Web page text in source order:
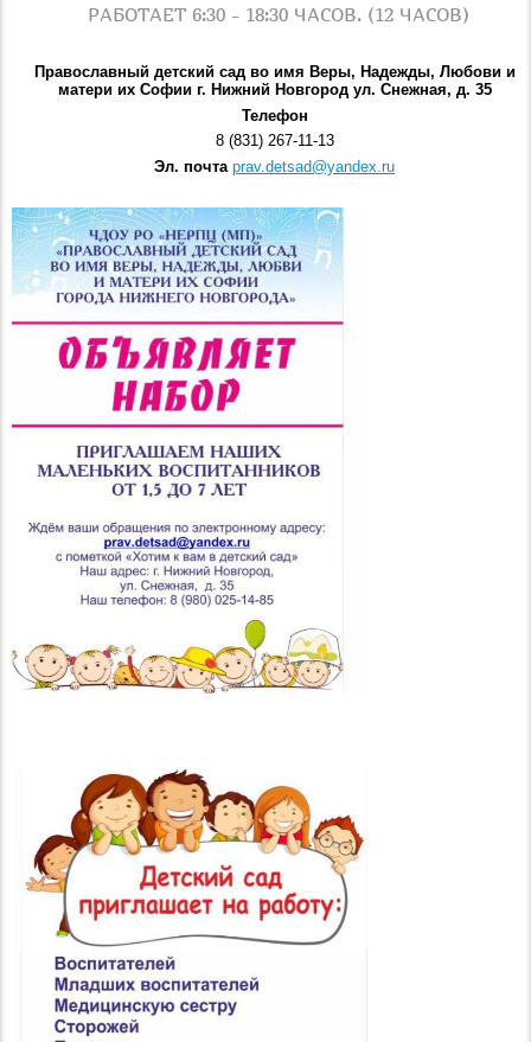
РАБОТАЕТ 6:30 - 18:30 ЧАСОВ. (12 ЧАСОВ)
Православный детский сад во имя Веры, Надежды, Любови и
матери их Софии г. Нижний Новгород ул. Снежная, д. 35
Телефон
8 (831) 267-11-13
Эл. почта prav.detsad@yandex.ru